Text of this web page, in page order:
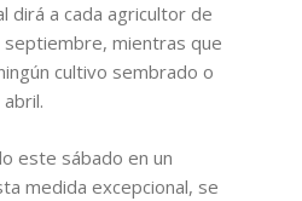
dirá a cada agricultor de
septiembre, mientras que
cultivo sembrado o
este sábado en un
medida excepcional, se